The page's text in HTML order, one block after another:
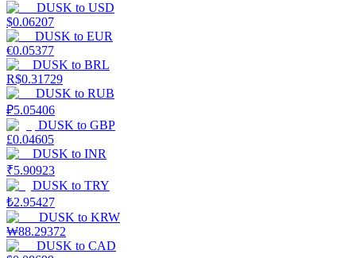
DUSK to USD
$0.06207
DUSK to EUR
€0.05377
DUSK to BRL
R$0.31729
DUSK to RUB
₽5.05406
DUSK to GBP
£0.04605
DUSK to INR
₹5.90923
DUSK to TRY
₺2.95427
DUSK to KRW
₩88.29372
DUSK to CAD